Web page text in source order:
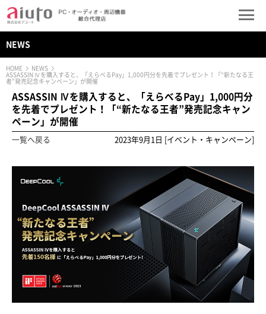
NEWS
HOME
NEWS
ASSASSIN Ⅳを購入すると、「えらべるPay」1,000円分を先着でプレゼント！「“新たなる王
者”発売記念キャンペーン」が開催
ASSASSIN Ⅳを購入すると、「えらべるPay」1,000円分
を先着でプレゼント！「“新たなる王者”発売記念キャン
ペーン」が開催
一覧へ戻る 2023年9月1日 [イベント・キャンペーン]